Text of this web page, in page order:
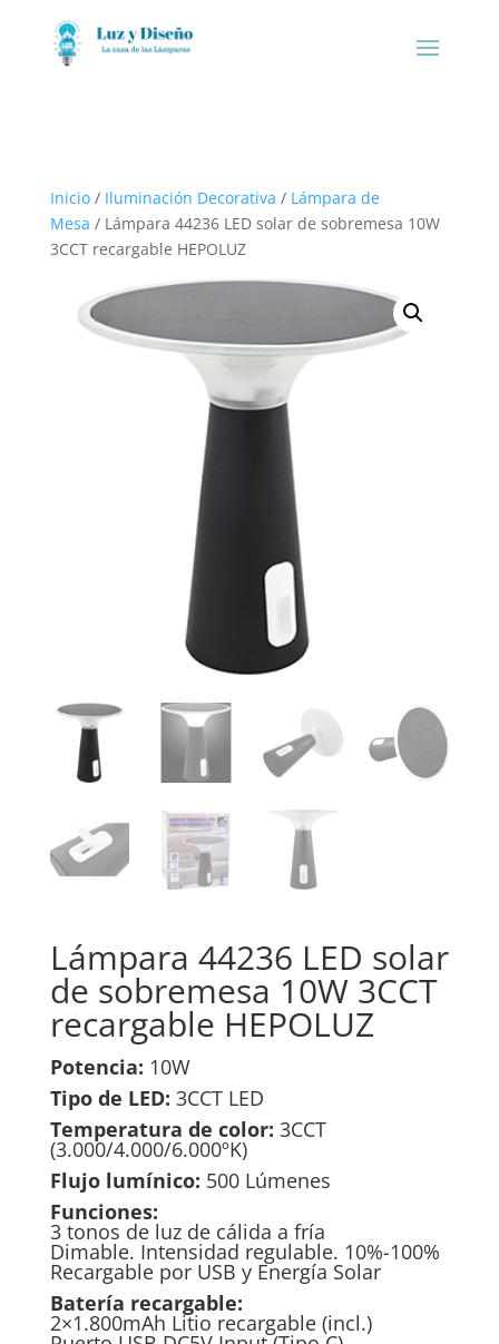
Inicio/ Iluminación Decorativa / Lámpara de
Mesa / Lámpara 44236 LED solar de sobremesa 10W
3CCT recargable HEPOLUZ
Lámpara 44236 LED solar
de sobremesa 10W 3CCT
recargable HEPOLUZ
Potencia: 10W
Tipo de LED: 3CCT LED
Temperatura de color: 3CCT
(3.000/4.000/6.000ºK)
Flujo lumínico: 500 Lúmenes
Funciones:
3 tonos de luz de cálida a fría
Dimable. Intensidad regulable. 10%-100%
Recargable por USB y Energía Solar
Batería recargable:
2×1.800mAh Litio recargable (incl.)